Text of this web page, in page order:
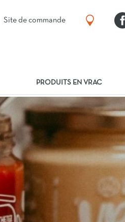
PRODUITS EN VRAC
Site de commande